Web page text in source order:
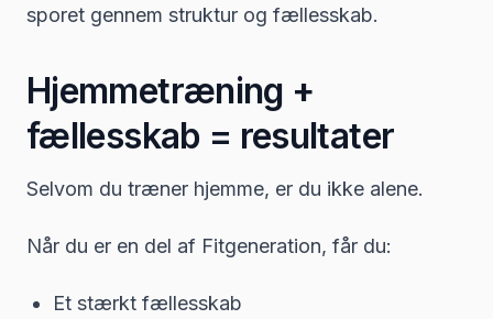
sporet gennem struktur og fællesskab.
Hjemmetræning +
fællesskab = resultater
Selvom du træner hjemme, er du ikke alene.
Når du er en del af Fitgeneration, får du:
Et stærkt fællesskab